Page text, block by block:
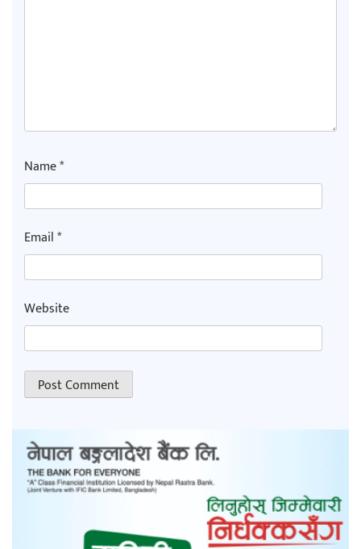
Name*
Email*
Website